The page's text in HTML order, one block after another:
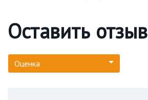
Оставить отзыв
Оценка